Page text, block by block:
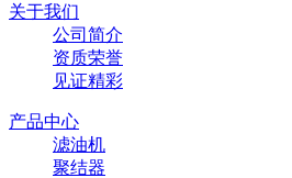
关于我们
公司简介
资质荣誉
见证精彩
产品中心
滤油机
聚结器